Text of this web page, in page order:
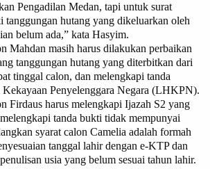
Pengadilan Medan, tapi untuk surat
tanggungan hutang yang dikeluarkan oleh
belum ada,” kata Hasyim.
Mahdan masih harus dilakukan perbaikan
tanggungan hutang yang diterbitkan dari
tinggal calon, dan melengkapi tanda
Penyelenggara Negara (LHKPN).
Firdaus harus melengkapi Ijazah S2 yang
tanda bukti tidak mempunyai
syarat calon Camelia adalah formah
tanggal lahir dengan e-KTP dan
usia yang belum sesuai tahun lahir.